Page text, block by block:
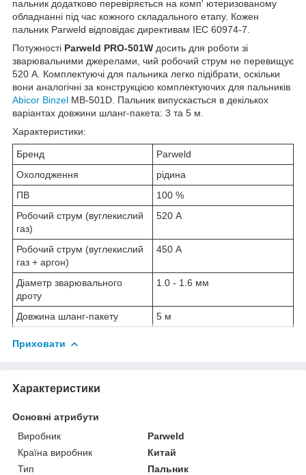
пальник додатково перевіряється на комп' ютеризованому
обладнанні під час кожного складального етапу. Кожен
пальник Parweld відповідає директивам IEC 60974-7.
Потужності Parweld PRO-501W досить для роботи зі
зварювальними джерелами, чий робочий струм не перевищує
520 А. Комплектуючі для пальника легко підібрати, оскільки
вони аналогічні за конструкцією комплектуючих для пальників
Abicor Binzel MB-501D. Пальник випускається в декількох
варіантах довжини шланг-пакета: 3 та 5 м.
Характеристики:
Бренд
Parweld
Охолодження
рідина
ПВ
100 %
Робочий струм (вуглекислий
газ)
520 А
Робочий струм (вуглекислий
газ + аргон)
450 А
Діаметр зварювального
дроту
1.0 - 1.6 мм
Довжина шланг-пакету 5 м
Приховати
Характеристики
Основні атрибути
Виробник
Parweld
Країна виробник
Китай
Тип
Пальник